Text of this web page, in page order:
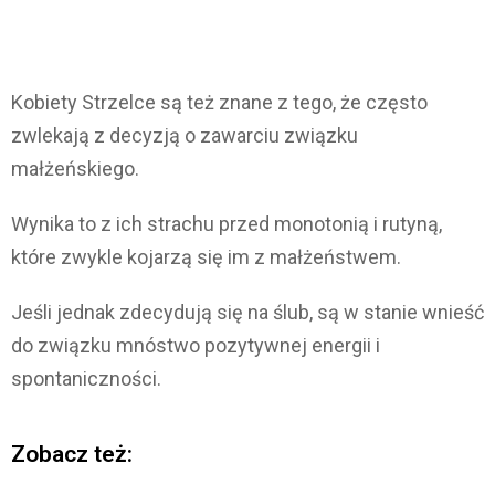
Kobiety Strzelce są też znane z tego, że często
zwlekają z decyzją o zawarciu związku
małżeńskiego.
Wynika to z ich strachu przed monotonią i rutyną,
które zwykle kojarzą się im z małżeństwem.
Jeśli jednak zdecydują się na ślub, są w stanie wnieść
do związku mnóstwo pozytywnej energii i
spontaniczności.
Zobacz też: